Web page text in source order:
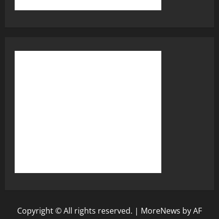
Copyright © All rights reserved. | MoreNews by AF